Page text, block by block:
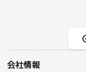
会社情報